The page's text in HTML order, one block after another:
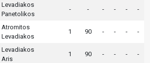
Levadiakos
Panetolikos
- - - - - -
Atromitos
Levadiakos
1 90 - - - -
Levadiakos
Aris
1 90 - - - -